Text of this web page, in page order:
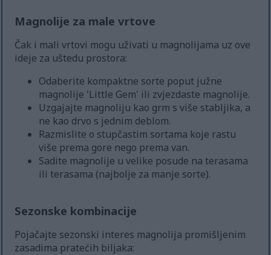
Magnolije za male vrtove
Čak i mali vrtovi mogu uživati u magnolijama uz ove
ideje za uštedu prostora:
Odaberite kompaktne sorte poput južne
magnolije 'Little Gem' ili zvjezdaste magnolije.
Uzgajajte magnoliju kao grm s više stabljika, a
ne kao drvo s jednim deblom.
Razmislite o stupčastim sortama koje rastu
više prema gore nego prema van.
Sadite magnolije u velike posude na terasama
ili terasama (najbolje za manje sorte).
Sezonske kombinacije
Pojačajte sezonski interes magnolija promišljenim
zasadima pratećih biljaka: